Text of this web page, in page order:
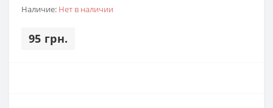
Наличие: Нет в наличии
95 грн.